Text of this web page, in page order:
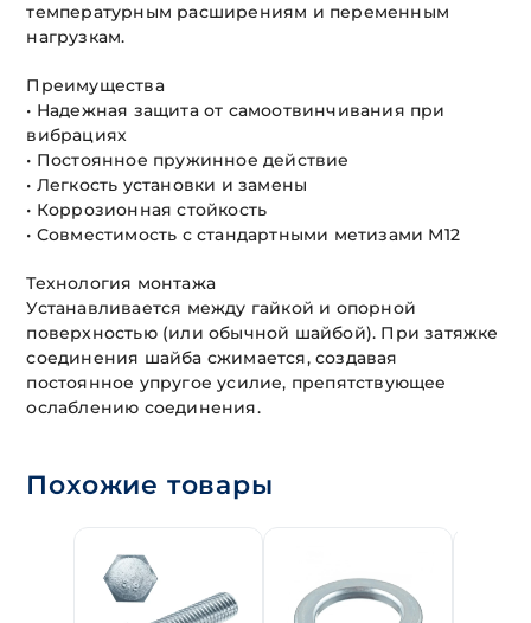
температурным расширениям и переменным
нагрузкам.
Преимущества
• Надежная защита от самоотвинчивания при
вибрациях
• Постоянное пружинное действие
• Легкость установки и замены
• Коррозионная стойкость
• Совместимость с стандартными метизами М12
Технология монтажа
Устанавливается между гайкой и опорной
поверхностью (или обычной шайбой). При затяжке
соединения шайба сжимается, создавая
постоянное упругое усилие, препятствующее
ослаблению соединения.
Похожие товары